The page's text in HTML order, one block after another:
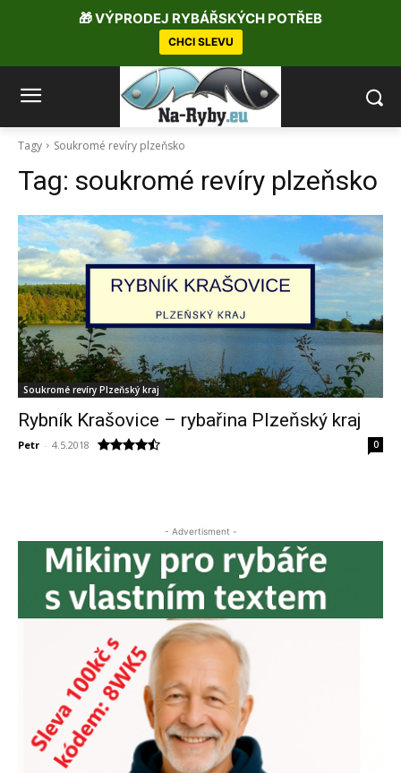
Tagy Soukromé revíry plzeňsko
Tag: soukromé revíry plzeňsko
Soukromé revíry Plzeňský kraj
Rybník Krašovice – rybařina Plzeňský kraj
Petr - 4.5.2018 0
- Advertisment -
🎁 VÝPRODEJ RYBÁŘSKÝCH POTŘEB
CHCI SLEVU